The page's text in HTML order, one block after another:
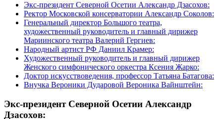
Экс-президент Северной Осетии Александр Дзасохов:
Ректор Московской консерватории Александр Соколов:
Генеральный директор Большого театра,
художественный руководитель и главный дирижер
Мариинского театра Валерий Гергиев:
Народный артист РФ Даниил Крамер:
Художественный руководитель и главный дирижер
Женского симфонического оркестра Ксения Жарко:
Доктор искусствоведения, профессор Татьяна Батагова:
Внучка Вероники Дударовой Вероника Вайнштейн:
Экс-президент Северной Осетии Александр
Дзасохов: